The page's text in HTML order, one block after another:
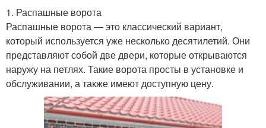
1. Распашные ворота
Распашные ворота — это классический вариант,
который используется уже несколько десятилетий. Они
представляют собой две двери, которые открываются
наружу на петлях. Такие ворота просты в установке и
обслуживании, а также имеют доступную цену.